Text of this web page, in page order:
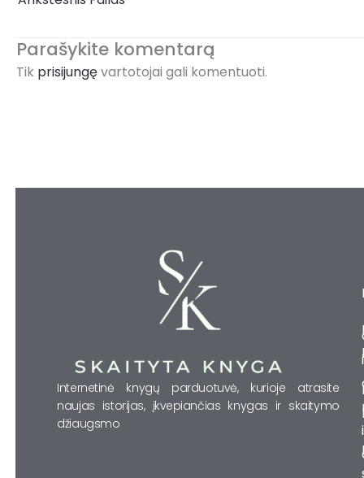
Parašykite komentarą
Tik prisijungęvartotojai gali komentuoti.
Internetinė knygų parduotuvė, kurioje atrasite
naujas istorijas, įkvepiančias knygas ir skaitymo
džiaugsmo